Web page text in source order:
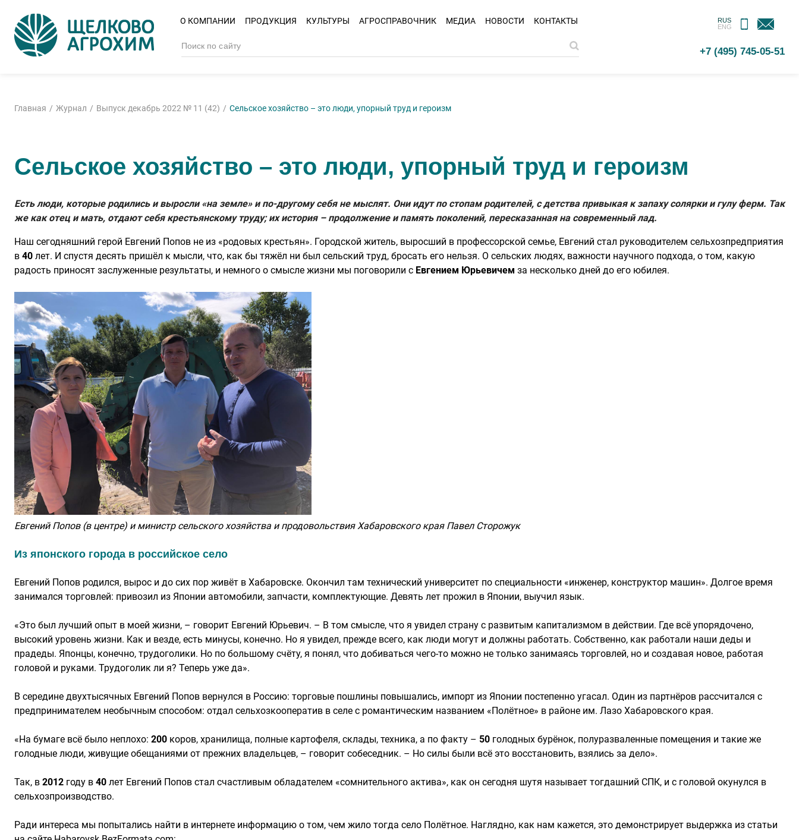
О КОМПАНИИ ПРОДУКЦИЯ КУЛЬТУРЫ АГРОСПРАВОЧНИК МЕДИА НОВОСТИ КОНТАКТЫ
RUS
ENG
МОБИЛЬНОЕ
ПРИЛОЖЕНИЕ
ОБРАТНАЯ
СВЯЗЬ
+7 (495) 745-05-51
Главная Журнал Выпуск декабрь 2022 № 11 (42) Сельское хозяйство – это люди, упорный труд и героизм
Сельское хозяйство – это люди, упорный труд и героизм
Есть люди, которые родились и выросли «на земле» и по-другому себя не мыслят. Они идут по стопам родителей, с детства привыкая к запаху солярки и гулу ферм. Так
же как отец и мать, отдают себя крестьянскому труду; их история – продолжение и память поколений, пересказанная на современный лад.
Наш сегодняшний герой Евгений Попов не из «родовых крестьян». Городской житель, выросший в профессорской семье, Евгений стал руководителем сельхозпредприятия
в 40 лет. И спустя десять пришёл к мысли, что, как бы тяжёл ни был сельский труд, бросать его нельзя. О сельских людях, важности научного подхода, о том, какую
радость приносят заслуженные результаты, и немного о смысле жизни мы поговорили с Евгением Юрьевичем за несколько дней до его юбилея.
Евгений Попов (в центре) и министр сельского хозяйства и продовольствия Хабаровского края Павел Сторожук
Из японского города в российское село
Евгений Попов родился, вырос и до сих пор живёт в Хабаровске. Окончил там технический университет по специальности «инженер, конструктор машин». Долгое время
занимался торговлей: привозил из Японии автомобили, запчасти, комплектующие. Девять лет прожил в Японии, выучил язык.
«Это был лучший опыт в моей жизни, – говорит Евгений Юрьевич. – В том смысле, что я увидел страну с развитым капитализмом в действии. Где всё упорядочено,
высокий уровень жизни. Как и везде, есть минусы, конечно. Но я увидел, прежде всего, как люди могут и должны работать. Собственно, как работали наши деды и
прадеды. Японцы, конечно, трудоголики. Но по большому счёту, я понял, что добиваться чего-то можно не только занимаясь торговлей, но и создавая новое, работая
головой и руками. Трудоголик ли я? Теперь уже да».
В середине двухтысячных Евгений Попов вернулся в Россию: торговые пошлины повышались, импорт из Японии постепенно угасал. Один из партнёров рассчитался с
предпринимателем необычным способом: отдал сельхозкооператив в селе с романтическим названием «Полётное» в районе им. Лазо Хабаровского края.
«На бумаге всё было неплохо: 200 коров, хранилища, полные картофеля, склады, техника, а по факту – 50 голодных бурёнок, полуразваленные помещения и такие же
голодные люди, живущие обещаниями от прежних владельцев, – говорит собеседник. – Но силы были всё это восстановить, взялись за дело».
Так, в 2012 году в 40 лет Евгений Попов стал счастливым обладателем «сомнительного актива», как он сегодня шутя называет тогдашний СПК, и с головой окунулся в
сельхозпроизводство.
Ради интереса мы попытались найти в интернете информацию о том, чем жило тогда село Полётное. Наглядно, как нам кажется, это демонстрирует выдержка из статьи